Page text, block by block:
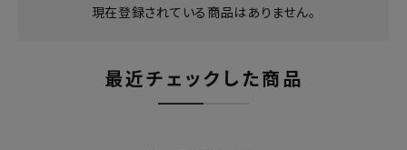
ようこそ ゲスト 様現在登録されている商品はありません。
最近チェックした商品